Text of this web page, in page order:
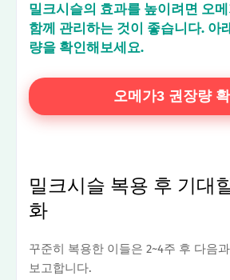
밀크시슬의 효과를 높이려면 오
함께 관리하는 것이 좋습니다. 아
량을 확인해보세요.
오메가3 권장량
밀크시슬 복용 후 기대
화
꾸준히 복용한 이들은 2~4주 후 다음
보고합니다.